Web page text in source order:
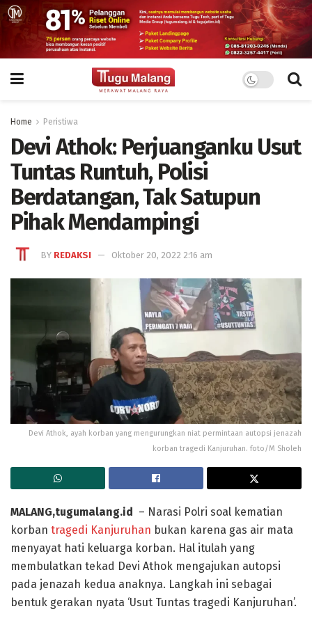
Home Peristiwa
Devi Athok: Perjuanganku Usut
Tuntas Runtuh, Polisi
Berdatangan, Tak Satupun
Pihak Mendampingi
BY REDAKSI Oktober 20, 2022 2:16 am
Devi Athok, ayah korban yang mengurungkan niat permintaan autopsi jenazah
korban tragedi Kanjuruhan. foto/M Sholeh
MALANG,tugumalang.id – Narasi Polri soal kematian
korban tragedi Kanjuruhan bukan karena gas air mata
menyayat hati keluarga korban. Hal itulah yang
membulatkan tekad Devi Athok mengajukan autopsi
pada jenazah kedua anaknya. Langkah ini sebagai
bentuk gerakan nyata ‘Usut Tuntas tragedi Kanjuruhan’.